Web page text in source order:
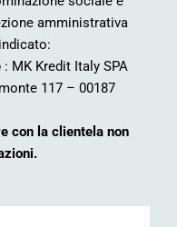
amministrativa
: MK Kredit Italy SPA
117 – 00187
con la clientela non